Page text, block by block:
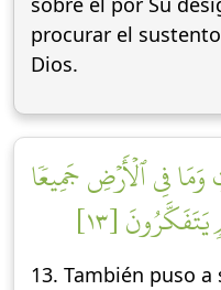
procurar el
Dios.
فِي ٱلۡأَرۡضِ جَمِيعٗا
[١٣]
13. También puso